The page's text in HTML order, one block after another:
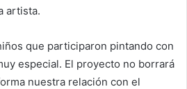
artista.
que participaron pintando con
especial. El proyecto no borrará
nuestra relación con el